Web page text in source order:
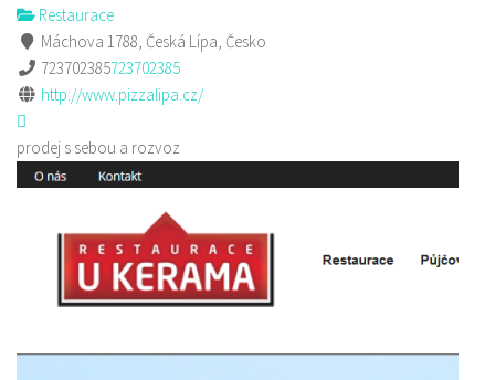
Restaurace
Máchova 1788, Česká Lípa, Česko
723702385723702385
http://www.pizzalipa.cz/
prodej s sebou a rozvoz